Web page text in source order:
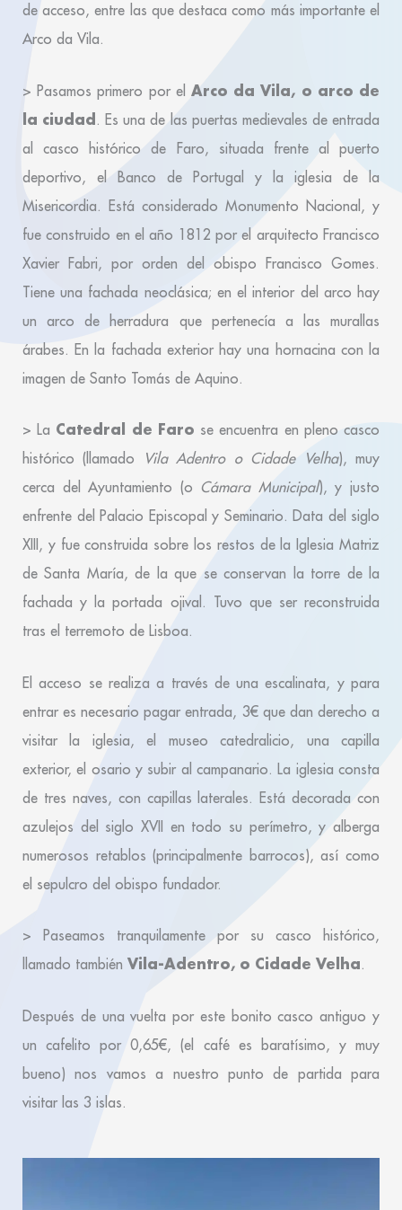
de acceso, entre las que destaca como más importante el
Arco da Vila.
> Pasamos primero por el Arco da Vila, o arco de
la ciudad. Es una de las puertas medievales de entrada
al casco histórico de Faro, situada frente al puerto
deportivo, el Banco de Portugal y la iglesia de la
Misericordia. Está considerado Monumento Nacional, y
fue construido en el año 1812 por el arquitecto Francisco
Xavier Fabri, por orden del obispo Francisco Gomes.
Tiene una fachada neoclásica; en el interior del arco hay
un arco de herradura que pertenecía a las murallas
árabes. En la fachada exterior hay una hornacina con la
imagen de Santo Tomás de Aquino.
> La Catedral de Faro se encuentra en pleno casco
histórico (llamado
Vila Adentro o Cidade Velha), muy
cerca delAyuntamiento (o Cámara Municipal), y justo
enfrente del Palacio Episcopal y Seminario. Data del siglo
XIII, y fue construida sobre los restos de la Iglesia Matriz
de Santa María, de la que se conservan la torre de la
fachada y la portada ojival. Tuvo que ser reconstruida
tras el terremoto de Lisboa.
El acceso se realiza a través de una escalinata, y para
entrar es necesario pagar entrada, 3€ que dan derecho a
visitar la iglesia, el museo catedralicio, una capilla
exterior, el osario y subir al campanario.La iglesia consta
de tres naves, con capillas laterales. Está decorada con
azulejos del siglo XVII en todo su perímetro, y alberga
numerosos retablos (principalmente barrocos), así como
el sepulcro del obispo fundador.
> Paseamos tranquilamente por su casco histórico,
llamado también Vila-Adentro, o Cidade Velha.
Después de una vuelta por este bonito casco antiguo y
un cafelito por 0,65€, (el café es baratísimo, y muy
bueno) nos vamos a nuestro punto de partida para
visitar las 3 islas.